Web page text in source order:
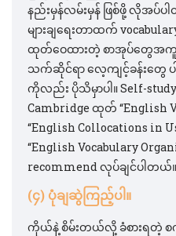
နည်းမှန်လမ်းမှန် ဖြစ်ဖို့ လိုအပ်ပ
များချရေးတာထက်
ထုတ်ဝေထားတဲ့ စာအုပ်တွေအ
သက်ဆိုင်ရာ လေ့ကျင့်ခန်းတွေ
ကိုလည်း ပိုသိမှာပါ။ Self-
Cambridge ထုတ် “English
“English Collocations in
“English Vocabulary
recommend လုပ်ချင်ပါတယ်။
(၄) ပုံချဆွဲကြည့်ပါ။
ကိုယ်နဲ့ စိမ်းတယ်လို့ ခံစားရတဲ့ စ